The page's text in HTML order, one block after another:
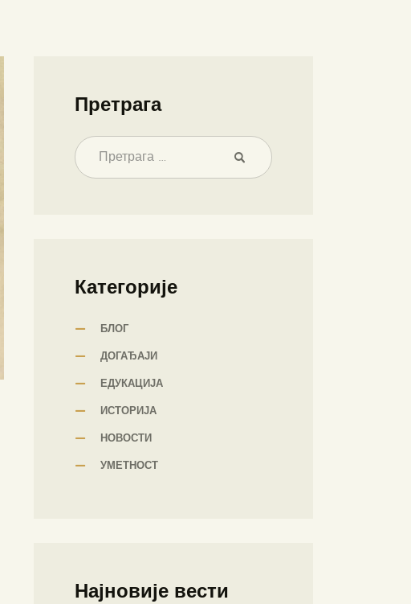
Претрага
Категорије
БЛОГ
ДОГАЂАЈИ
ЕДУКАЦИЈА
ИСТОРИЈА
НОВОСТИ
УМЕТНОСТ
Најновије вести